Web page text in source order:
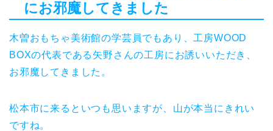
にお邪魔してきました
木曽おもちゃ美術館の学芸員でもあり、工房WOOD
BOXの代表である矢野さんの工房にお誘いいただき、
お邪魔してきました。
松本市に来るといつも思いますが、山が本当にきれい
ですね。